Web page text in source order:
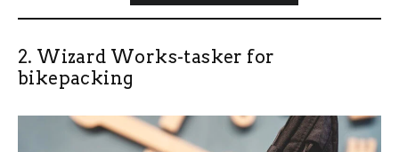
2. Wizard Works-tasker for
bikepacking